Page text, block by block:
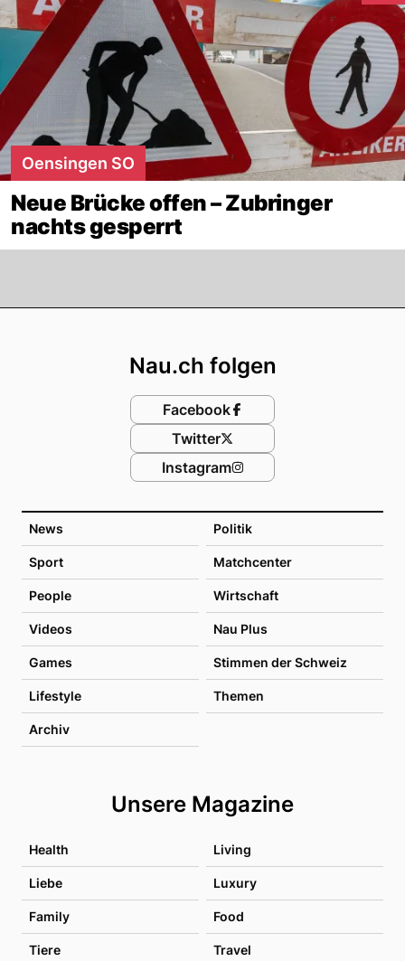
Oensingen SO
Neue Brücke offen – Zubringer
nachts gesperrt
News Politik
Sport Matchcenter
People Wirtschaft
Videos Nau Plus
Games Stimmen der Schweiz
Lifestyle Themen
Archiv
Unsere Magazine
Health Living
Liebe Luxury
Family Food
Tiere Travel
Nau.ch folgen
Facebook
Twitter
Instagram